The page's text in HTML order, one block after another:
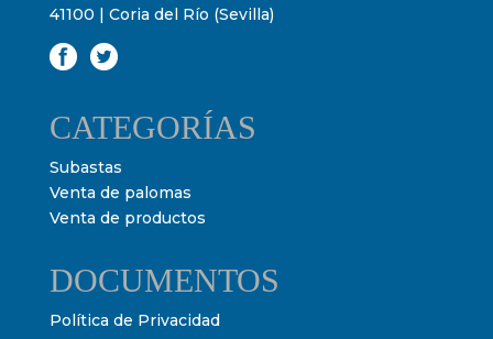
41100 | Coria del Río (Sevilla)
CATEGORÍAS
Subastas
Venta de palomas
Venta de productos
DOCUMENTOS
Política de Privacidad